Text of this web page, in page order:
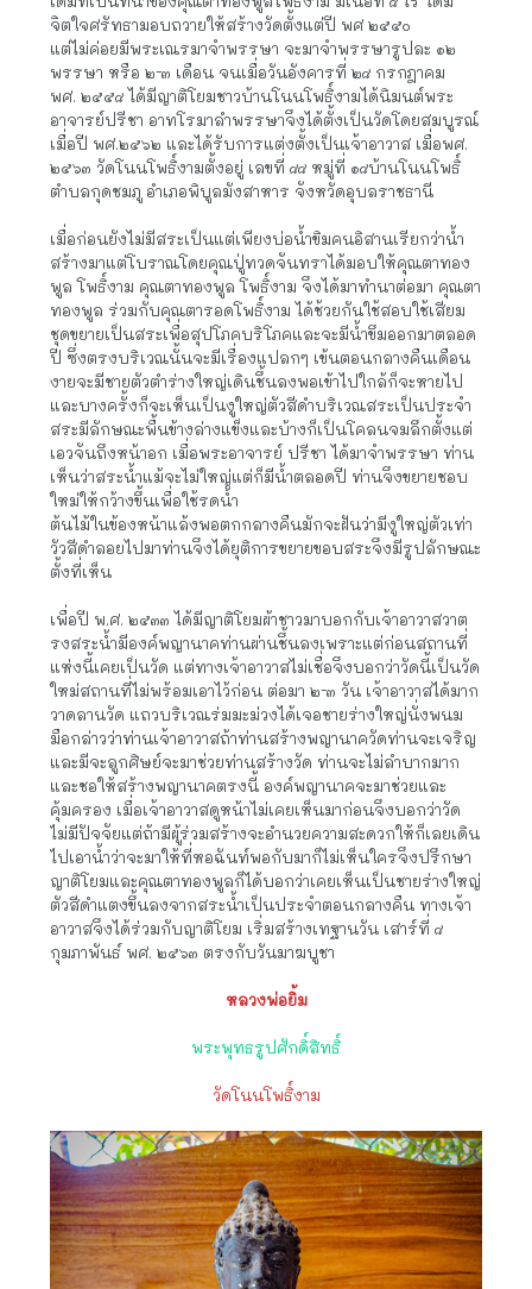
จิตใจศรัทธามอบถวายให้สร้างวัดตั้งแต่ปี พศ ๒๕๕๐
แต่ไม่ค่อยมีพระเณรมาจำพรรษา จะมาจำพรรษารูปละ ๑๒
พรรษา หรือ ๒-๓ เดือน จนเมื่อวันอังคารที่ ๒๘ กรกฎาคม
พศ. ๒๕๕๘ ได้มีญาติโยมชาวบ้านโนนโพธิ์งามได้นิมนต์พระ
อาจารย์ปรีชา อาทโรมาลำพรรษาจึงได้ตั้งเป็นวัดโดยสมบูรณ์
เมื่อปี พศ.๒๕๖๒ และได้รับการแต่งตั้งเป็นเจ้าอาวาส เมื่อพศ.
๒๕๖๓ วัดโนนโพธิ์งามตั้งอยู่ เลขที่ ๘๘ หมู่ที่ ๑๘บ้านโนนโพธิ์
ตำบลกุดชมภู อำเภอพิบูลมังสาหาร จังหวัดอุบลราชธานี
เมื่อก่อนยังไม่มีสระเป็นแต่เพียงบ่อน้ำขิมคนอิสานเรียกว่าน้ำ
สร้างมาแต่โบราณโดยคุณปู่ทวดจันทราได้มอบให้คุณตาทอง
พูล โพธิ์งาม คุณตาทองพูล โพธิ์งาม จึงได้มาทำนาต่อมา คุณตา
ทองพูล ร่วมกับคุณตารอดโพธิ์งาม ได้ช้วยกันใช้สอบใช้เสียม
ชุดขยายเป็นสระเพื่อสุปโภคบริโภคและจะมีน้ำขึมออกมาตลอด
ปี ซึ่งตรงบริเวณนั้นจะมีเรื่องแปลกๆ เข้นตอนกลางคืนเดือน
งายจะมีชายตัวตำร่างใหญ่เดินชึ้นลงพอเข้าไปใกล้ก็จะหายไป
และบางครั้งก็จะเห็นเป็นงูใหญ่ตัวสีดำบริเวณสระเป็นประจำ
สระมีลักษณะพื้นข้างล่างแข็งและบ้างก็เป็นโคลนจมลึกตั้งแต่
เอวจันถึงหน้าอก เมื่อพระอาจารย์ ปรีชา ได้มาจำพรรษา ท่าน
เห็นว่าสระน้ำแม้จะไม่ใหญ่แต่ก็มีน้ำตลอดปี ท่านจึงขยายชอบ
ใหม่ให้กว้างขึ้นเพื่อใช้รดน้ำ
ต้นไม้ในข้องหน้าแล้งพอตกกลางคืนมักจะฝันว่ามีงูใหญ่ตัวเท่า
วัวสีดำลอยไปมาท่านจึงได้ยุติการขยายขอบสระจึงมีรูปลักษณะ
ตั้งที่เห็น
เพื่อปี พ.ศ. ๒๕๓๓ ได้มีญาติโยมผ้าชาวมาบอกกับเจ้าอาวาสวาต
รงสระน้ำมีองค์พญานาคท่านผ่านชึ้นลงเพราะแต่ก่อนสถานที่
แห่งนี้เคยเป็นวัด แต่ทางเจ้าอาวาสไม่เชื่อจึงบอกว่าวัดนี้เป็นวัด
ใหม่สถานที่ไม่พร้อมเอาไว้ก่อน ต่อมา ๒-๓ วัน เจ้าอาวาสได้มาก
วาดลานวัด แถวบริเวณร่มมะม่วงได้เจอชายร่างใหญ่นั่งพนม
มือกล่าวว่าท่านเจ้าอาวาสถ้าท่านสร้างพญานาควัดท่านจะเจริญ
และมีจะลูกศิษย์จะมาช่วยท่านสร้างวัด ท่านจะไม่ลำบากมาก
และชอให้สร้างพญานาคตรงนี้ องค์พญานาคจะมาช่วยและ
คุ้มครอง เมื่อเจ้าอาวาสดูหน้าไม่เคยเห็นมาก่อนจึงบอกว่าวัด
ไม่มีปัจจัยแต่ถ้ามีผู้ร่วมสร้างจะอำนวยความสะดวกให้ก็เลยเดิน
ไปเอาน้ำว่าจะมาให้ที่หอฉันท์พอกับมาก็ไม่เห็นใครจึงปรึกษา
ญาติโยมและคุณตาทองพูลก็ได้บอกว่าเคยเห็นเป็นชายร่างใหญ่
ตัวสีดำแตงขึ้นลงจากสระน้ำเป็นประจำตอนกลางคืน ทางเจ้า
อาวาสจึงได้ร่วมกับญาติโยม เริ่มสร้างเทฐานวัน เสาร์ที่ ๘
กุมภาพันธ์ พศ. ๒๕๖๓ ตรงกับวันมาฆบูชา
หลวงพ่อยิ้ม
พระพุทธรูปศักดิ์สิทธิ์
วัดโนนโพธิ์งาม